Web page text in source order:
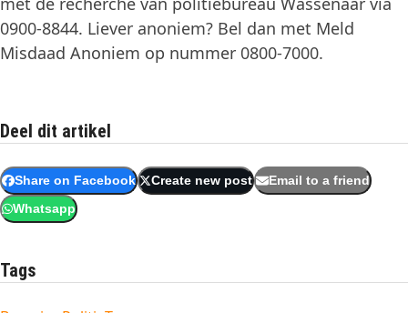
0900-8844. Liever anoniem? Bel dan met Meld
Misdaad Anoniem op nummer 0800-7000.
Deel dit artikel
Share on Facebook Create new post Email to a friend
Whatsapp
Tags